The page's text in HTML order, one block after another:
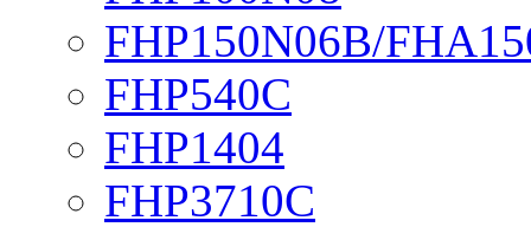
FHP150N06B/
FHP540C
FHP1404
FHP3710C